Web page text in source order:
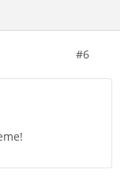
#6